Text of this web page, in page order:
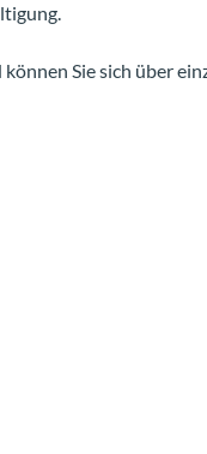
können Sie sich über